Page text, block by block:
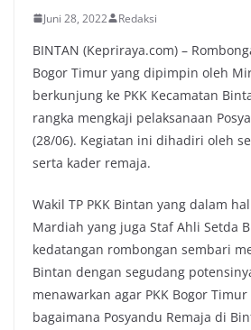
Juni 28, 2022 Redaksi
BINTAN (Kepriraya.com) –
Bogor Timur yang dipimpin oleh
berkunjung ke PKK Kecamatan
rangka mengkaji pelaksanaan
(28/06). Kegiatan ini dihadiri oleh
serta kader remaja.
Wakil TP PKK Bintan yang dalam
Mardiah yang juga Staf Ahli Setda
kedatangan rombongan sembari
Bintan dengan segudang
menawarkan agar PKK Bogor
bagaimana Posyandu Remaja di